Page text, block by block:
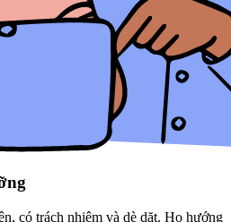
có trách nhiệm và dè dặt. Họ hướng